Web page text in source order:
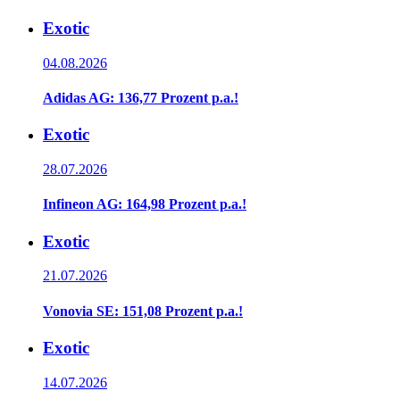
Exotic
04.08.2026
Adidas AG: 136,77 Prozent p.a.!
Exotic
28.07.2026
Infineon AG: 164,98 Prozent p.a.!
Exotic
21.07.2026
Vonovia SE: 151,08 Prozent p.a.!
Exotic
14.07.2026